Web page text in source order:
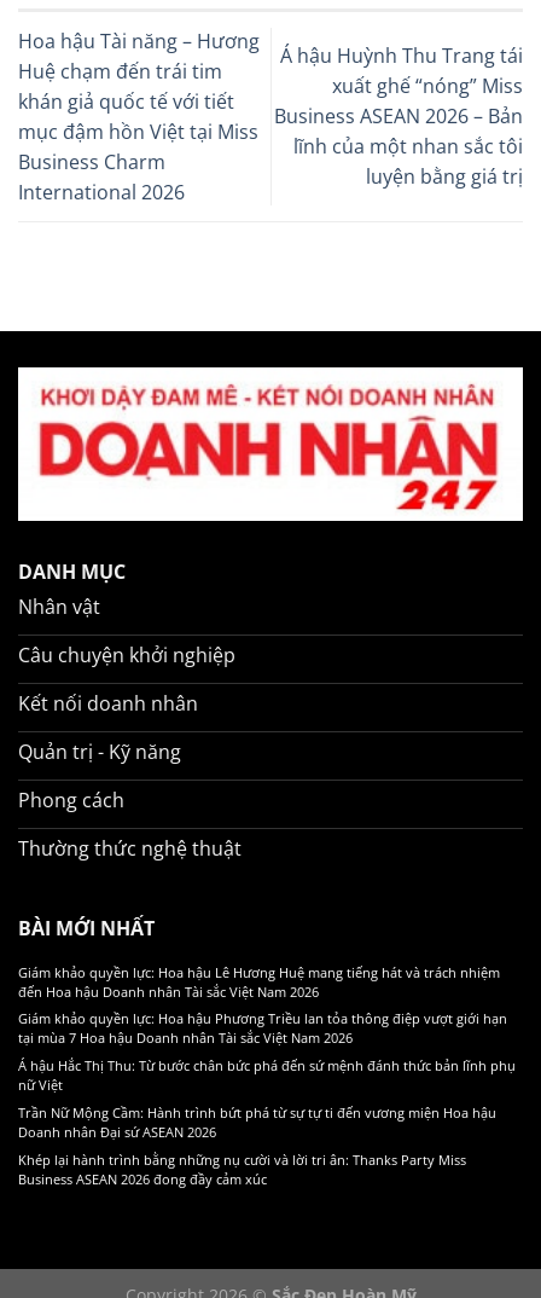
Hoa hậu Tài năng – Hương
Huệ chạm đến trái tim
khán giả quốc tế với tiết
mục đậm hồn Việt tại Miss
Business Charm
International 2026
Á hậu Huỳnh Thu Trang tái
xuất ghế “nóng” Miss
Business ASEAN 2026 – Bản
lĩnh của một nhan sắc tôi
luyện bằng giá trị
DANH MỤC
Nhân vật
Câu chuyện khởi nghiệp
Kết nối doanh nhân
Quản trị - Kỹ năng
Phong cách
Thường thức nghệ thuật
BÀI MỚI NHẤT
Giám khảo quyền lực: Hoa hậu Lê Hương Huệ mang tiếng hát và trách nhiệm
đến Hoa hậu Doanh nhân Tài sắc Việt Nam 2026
Giám khảo quyền lực: Hoa hậu Phương Triều lan tỏa thông điệp vượt giới hạn
tại mùa 7 Hoa hậu Doanh nhân Tài sắc Việt Nam 2026
Á hậu Hắc Thị Thu: Từ bước chân bức phá đến sứ mệnh đánh thức bản lĩnh phụ
nữ Việt
Trần Nữ Mộng Cầm: Hành trình bứt phá từ sự tự ti đến vương miện Hoa hậu
Doanh nhân Đại sứ ASEAN 2026
Khép lại hành trình bằng những nụ cười và lời tri ân: Thanks Party Miss
Business ASEAN 2026 đong đầy cảm xúc